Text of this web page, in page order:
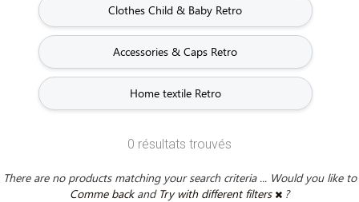
Clothes Child & Baby Retro
Accessories & Caps Retro
Home textile Retro
0 résultats trouvés
There are no products matching your search criteria ... Would you like to
Comme back and Try with different filters ?